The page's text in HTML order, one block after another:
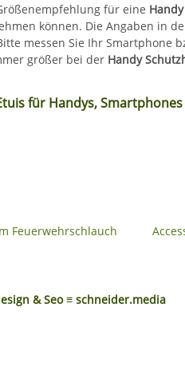
für eine
können. Die Angaben in
messen Sie Ihr Smartphone
größer bei der Handy
für Handys,
Feuerwehrschlauch
& Seo ≡ schneider.media